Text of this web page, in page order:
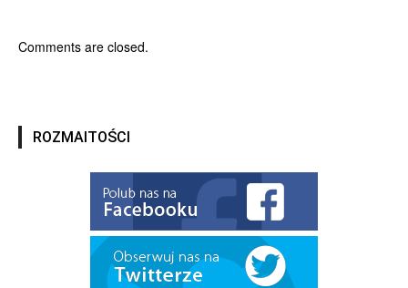
Comments are closed.
ROZMAITOŚCI